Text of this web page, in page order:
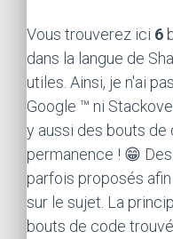
Vous trouverez ici 6
dans la langue de
utiles. Ainsi, je n'ai
Google ™ ni
y aussi des bouts de
permanence ! 😁
parfois proposés
sur le sujet. La
bouts de code